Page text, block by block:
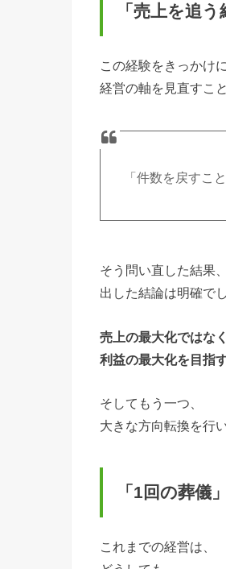
「売上を追
この経験をきっかけに
経営の軸を見直すこ
「件数を戻すこ
そう問い直した結果、
出した結論は明確でし
売上の最大化ではなく
利益の最大化を目指す
そしてもう一つ、
大きな方向転換を行
「1回の葬儀
これまでの経営は、